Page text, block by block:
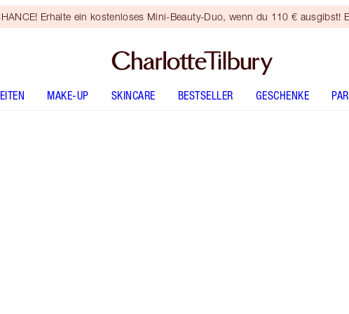
Erhalte ein kostenloses Mini-Beauty-Duo, wenn du 110 € ausgibst!
MAKE-UP SKINCARE BESTSELLER GESCHENKE